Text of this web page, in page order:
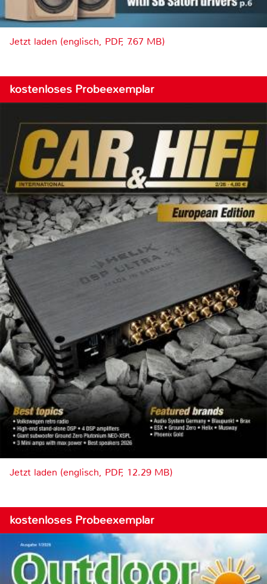
Jetzt laden (englisch, PDF, 7.67 MB)
kostenloses Probeexemplar
Jetzt laden (englisch, PDF, 12.29 MB)
kostenloses Probeexemplar